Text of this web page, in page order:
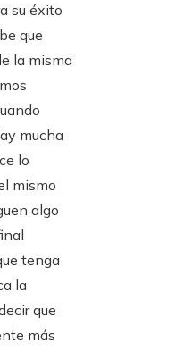
su éxito
que
la misma
mucha
lo
mismo
algo
tenga
la
que
más